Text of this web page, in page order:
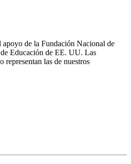
de la Fundación Nacional de
Educación de EE. UU. Las
representan las de nuestros